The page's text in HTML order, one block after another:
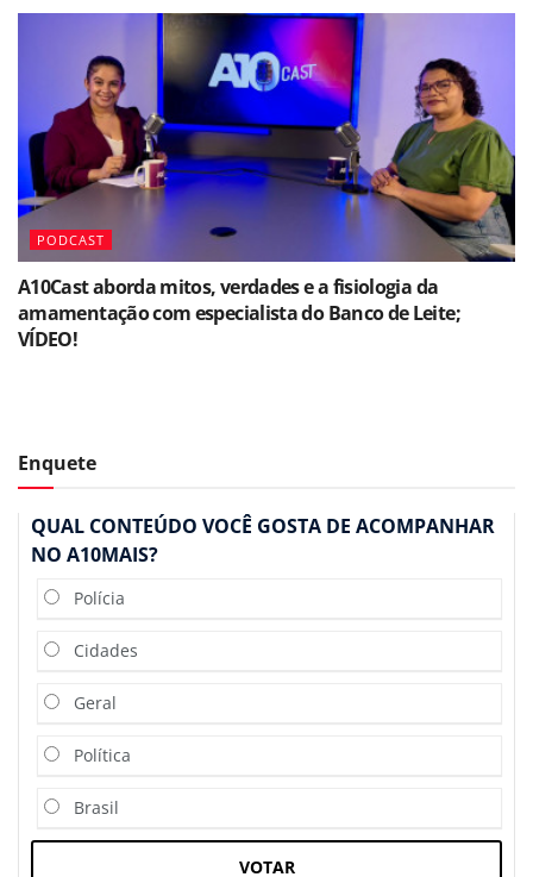
PODCAST
A10Cast aborda mitos, verdades e a fisiologia da
amamentação com especialista do Banco de Leite;
VÍDEO!
Enquete
QUAL CONTEÚDO VOCÊ GOSTA DE ACOMPANHAR
NO A10MAIS?
Polícia
Cidades
Geral
Política
Brasil
VOTAR